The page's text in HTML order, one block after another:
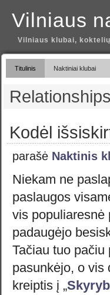
Vilniaus
Vilniaus klubai,
Titulinis Naktiniai klubai
Relationships
Kodėl
parašė Naktinis
Niekam ne
paslaugos
vis populiaresnė
padaugėjo
Tačiau tuo pačiu
pasunkėjo, o vis
kreiptis į „